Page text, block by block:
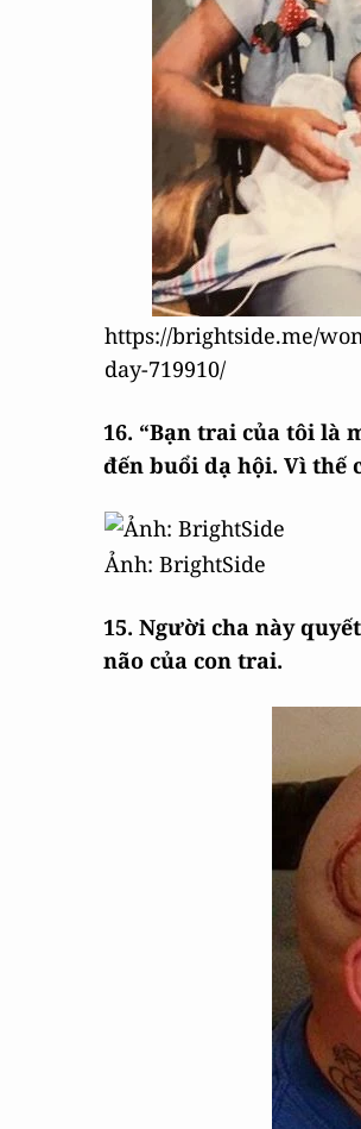
https://brightside.me/
day-719910/
16. “Bạn trai của tôi là
đến buổi dạ hội. Vì thế
Ảnh: BrightSide
15. Người cha này
não của con trai.